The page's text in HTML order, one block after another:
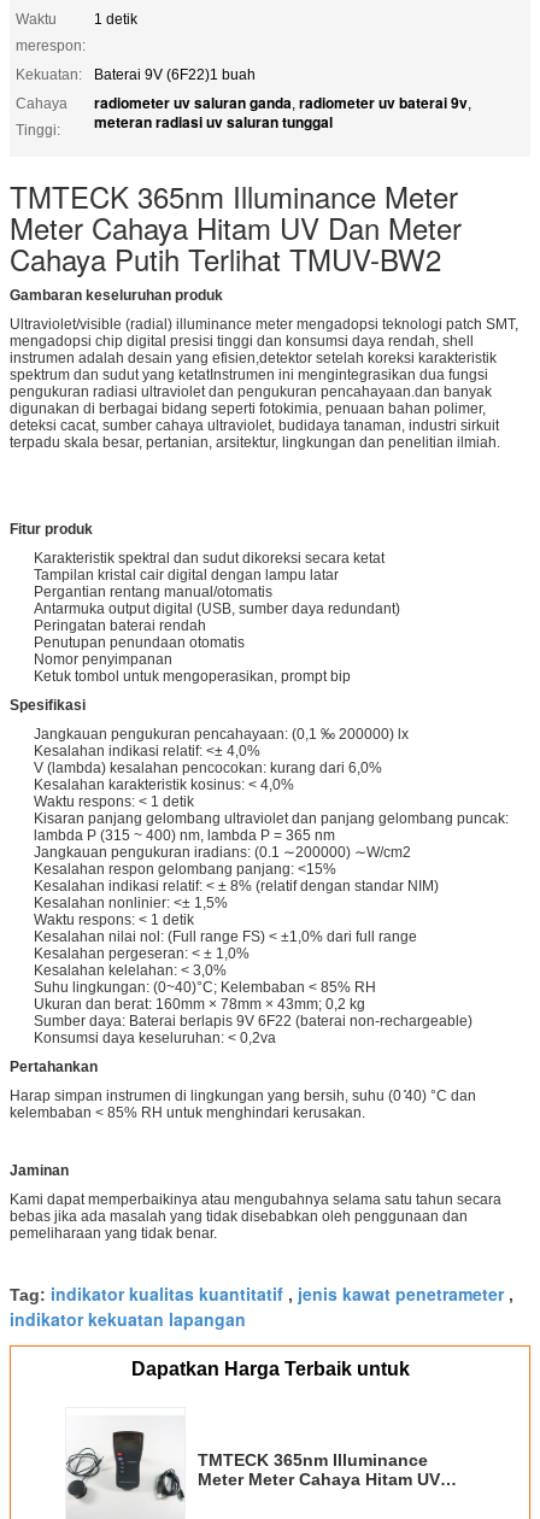
Waktu
merespon:
1 detik
Kekuatan:
Baterai 9V (6F22)1 buah
Cahaya
Tinggi:
radiometer uv saluran ganda, radiometer uv baterai 9v,
meteran radiasi uv saluran tunggal
TMTECK 365nm Illuminance Meter
Meter Cahaya Hitam UV Dan Meter
Cahaya Putih Terlihat TMUV-BW2
Gambaran keseluruhan produk
Ultraviolet/visible (radial) illuminance meter mengadopsi teknologi patch SMT,
mengadopsi chip digital presisi tinggi dan konsumsi daya rendah, shell
instrumen adalah desain yang efisien,detektor setelah koreksi karakteristik
spektrum dan sudut yang ketatInstrumen ini mengintegrasikan dua fungsi
pengukuran radiasi ultraviolet dan pengukuran pencahayaan.dan banyak
digunakan di berbagai bidang seperti fotokimia, penuaan bahan polimer,
deteksi cacat, sumber cahaya ultraviolet, budidaya tanaman, industri sirkuit
terpadu skala besar, pertanian, arsitektur, lingkungan dan penelitian ilmiah.
Fitur produk
Karakteristik spektral dan sudut dikoreksi secara ketat
Tampilan kristal cair digital dengan lampu latar
Pergantian rentang manual/otomatis
Antarmuka output digital (USB, sumber daya redundant)
Peringatan baterai rendah
Penutupan penundaan otomatis
Nomor penyimpanan
Ketuk tombol untuk mengoperasikan, prompt bip
Spesifikasi
Jangkauan pengukuran pencahayaan: (0,1 ‰ 200000) lx
Kesalahan indikasi relatif: <± 4,0%
V (lambda) kesalahan pencocokan: kurang dari 6,0%
Kesalahan karakteristik kosinus: < 4,0%
Waktu respons: < 1 detik
Kisaran panjang gelombang ultraviolet dan panjang gelombang puncak:
lambda P (315 ~ 400) nm, lambda P = 365 nm
Jangkauan pengukuran iradians: (0.1 ∼200000) ∼W/cm2
Kesalahan respon gelombang panjang: <15%
Kesalahan indikasi relatif: < ± 8% (relatif dengan standar NIM)
Kesalahan nonlinier: <± 1,5%
Waktu respons: < 1 detik
Kesalahan nilai nol: (Full range FS) < ±1,0% dari full range
Kesalahan pergeseran: < ± 1,0%
Kesalahan kelelahan: < 3,0%
Suhu lingkungan: (0~40)°C; Kelembaban < 85% RH
Ukuran dan berat: 160mm × 78mm × 43mm; 0,2 kg
Sumber daya: Baterai berlapis 9V 6F22 (baterai non-rechargeable)
Konsumsi daya keseluruhan: < 0,2va
Pertahankan
Harap simpan instrumen di lingkungan yang bersih, suhu (0 ̊40) °C dan
kelembaban < 85% RH untuk menghindari kerusakan.
Jaminan
Kami dapat memperbaikinya atau mengubahnya selama satu tahun secara
bebas jika ada masalah yang tidak disebabkan oleh penggunaan dan
pemeliharaan yang tidak benar.
Tag: indikator kualitas kuantitatif , jenis kawat penetrameter,
indikator kekuatan lapangan
Dapatkan Harga Terbaik untuk
TMTECK 365nm Illuminance
Meter Meter Cahaya Hitam UV